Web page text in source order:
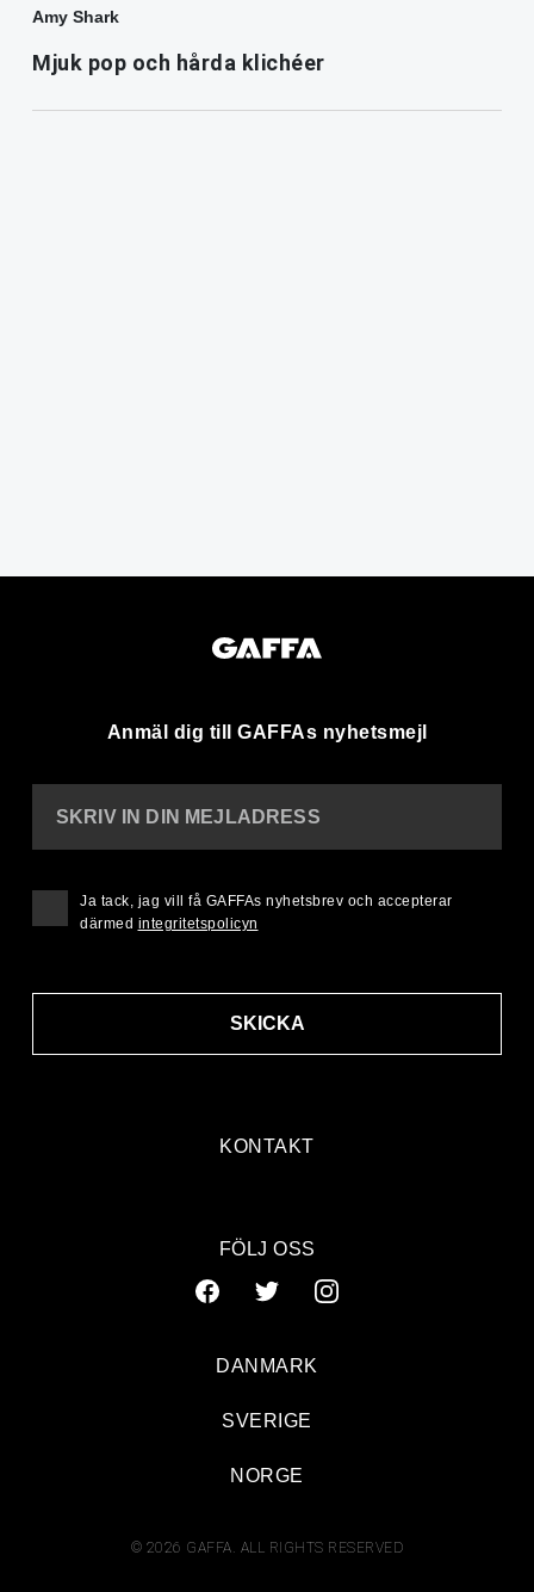
Amy Shark
Mjuk pop och hårda klichéer
Anmäl dig till GAFFAs nyhetsmejl
KONTAKT
SKRIV IN DIN MEJLADRESS
SKICKA
Ja tack, jag vill få GAFFAs nyhetsbrev och accepterar
därmed integritetspolicyn
FÖLJ OSS
© 2026 GAFFA. ALL RIGHTS RESERVED
DANMARK
SVERIGE
NORGE